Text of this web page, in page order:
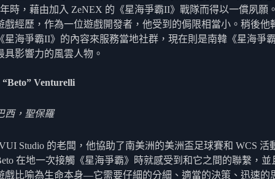
年時，藉由加入 ZeNEX 的《星海爭霸II》戰隊而得以一償夙願
戲經歷，作為一位遊戲開發者，他受到的侷限相當小。稍後他
星海爭霸II》的內容來服務當地社群，現在則是南韓《星海爭
具影響力的風雲人物。
Venturelli
西，聖保羅
Studio 的老闆，他協助了南美洲的美洲盃足球賽和 WCS 活
在地一次接觸《星海爭霸》時就感受到和它之間的聯繫，並
戲比喻為生命本身—它需要仔細的分細、適當的決策、迅速的